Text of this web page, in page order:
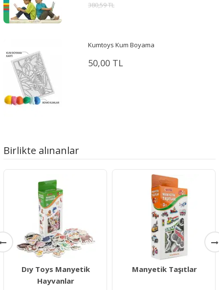
380,59 TL
Kumtoys Kum Boyama
50,00 TL
Birlikte alınanlar
Dıy Toys Manyetik
Hayvanlar
Manyetik Taşıtlar